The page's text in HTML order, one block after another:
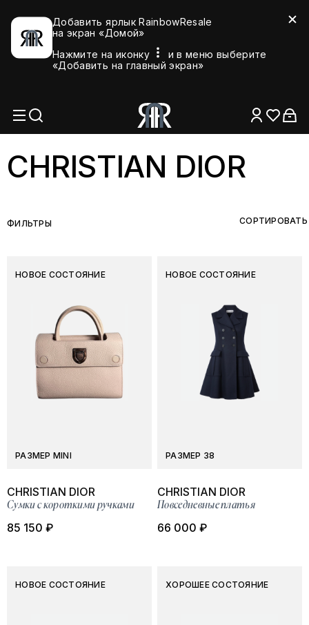
Добавить ярлык RainbowResale
на экран «Домой»
Нажмите на иконку
и в меню выберите
«Добавить на главный экран»
CHRISTIAN DIOR
ФИЛЬТРЫ СОРТИРОВАТЬ
НОВОЕ СОСТОЯНИЕ
РАЗМЕР MINI
CHRISTIAN DIOR
Сумки с короткими ручками
85 150 ₽
НОВОЕ СОСТОЯНИЕ
РАЗМЕР 38
CHRISTIAN DIOR
Повседневные платья
66 000 ₽
НОВОЕ СОСТОЯНИЕ ХОРОШЕЕ СОСТОЯНИЕ